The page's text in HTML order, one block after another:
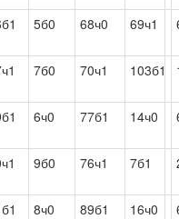
5б0 68ч0 69ч1
7б0 70ч1 103б1
6ч0 77б1 14ч0
9б0 76ч1 7б1
8ч0 89б1 16ч0